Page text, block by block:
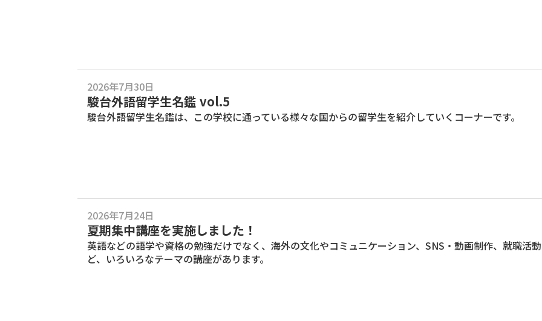
2026年7月30日
駿台外語留学生名鑑 vol.5
駿台外語留学生名鑑は、この学校に通っている様々な国からの留学生を紹介していくコーナーです。
2026年7月24日
夏期集中講座を実施しました！
英語などの語学や資格の勉強だけでなく、海外の文化やコミュニケーション、SNS・動画制作、就職活
ど、いろいろなテーマの講座があります。